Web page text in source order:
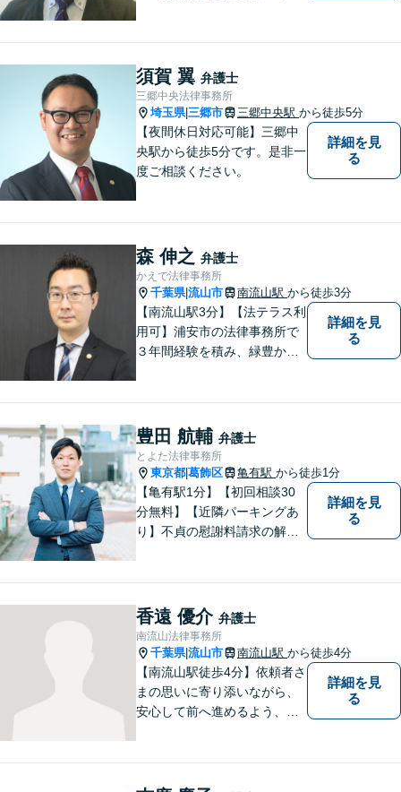
事務所です。培ってきたスキ
ルを生かした弁護活動を行い
ます。
須賀 翼 弁護士
三郷中央法律事務所
埼玉県| 三郷市 三郷中央駅 から徒歩5分
【夜間休日対応可能】三郷中
央駅から徒歩5分です。是非一
度ご相談ください。
詳細を見
る
森 伸之 弁護士
かえで法律事務所
千葉県|流山市 南流山駅 から徒歩3分
【南流山駅3分】【法テラス利
用可】浦安市の法律事務所で
３年間経験を積み、緑豊かな
一人一人に寄り添い、信頼関
係を築きながら最善の解決策
をご提供いたします。
詳細を見
る
豊田 航輔 弁護士
とよた法律事務所
東京都 葛飾区 亀有駅 から徒歩1分
【亀有駅1分】【初回相談30
分無料】【近隣パーキングあ
り】不貞の慰謝料請求の解決
り添い、解決へ向けて尽力し
ます。
詳細を見
る
香遠 優介 弁護士
南流山法律事務所
千葉県|流山市 南流山駅 から徒歩4分
【南流山駅徒歩4分】依頼者さ
まの思いに寄り添いながら、
安心して前へ進めるよう、全
詳細を見
る